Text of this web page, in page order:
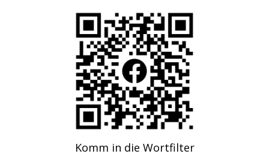
Komm in die Wortfilter